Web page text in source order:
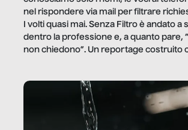
nel rispondere via mail per filtrare
I volti quasi mai. Senza Filtro è andato a
dentro la professione e, a quanto pare,
non chiedono”. Un reportage costruito